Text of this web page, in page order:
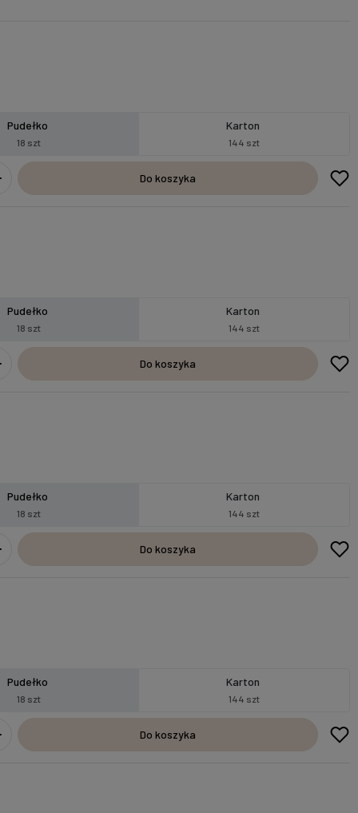
Pudełko
18 szt
Karton
144 szt
Do koszyka
Pudełko
18 szt
Karton
144 szt
Do koszyka
Pudełko
18 szt
Karton
144 szt
Do koszyka
Pudełko
18 szt
Karton
144 szt
Do koszyka